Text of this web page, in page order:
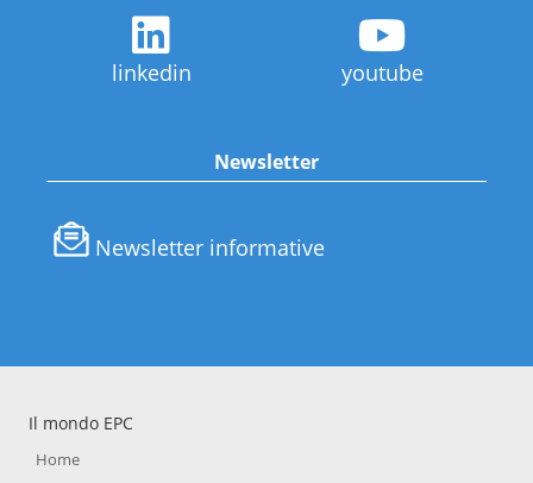
linkedin youtube
Newsletter
Newsletter informative
Il mondo EPC
Home